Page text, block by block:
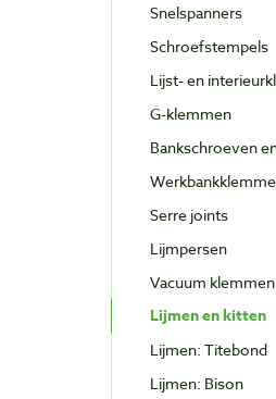
Snelspanners
Schroefstempels
Lijst- en
G-klemmen
Bankschroeven
Serre joints
Lijmpersen
Vacuum klemmen
Lijmen en kitten
Lijmen: Titebond
Lijmen: Bison